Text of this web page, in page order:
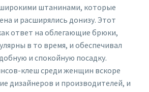
штанинами, которые
и расширялись донизу. Этот
ответ на облегающие брюки,
в то время, и обеспечивал
и спокойную посадку.
клеш среди женщин вскоре
дизайнеров и производителей, и